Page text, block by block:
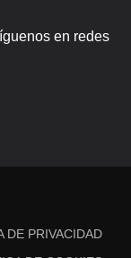
en redes
DE PRIVACIDAD